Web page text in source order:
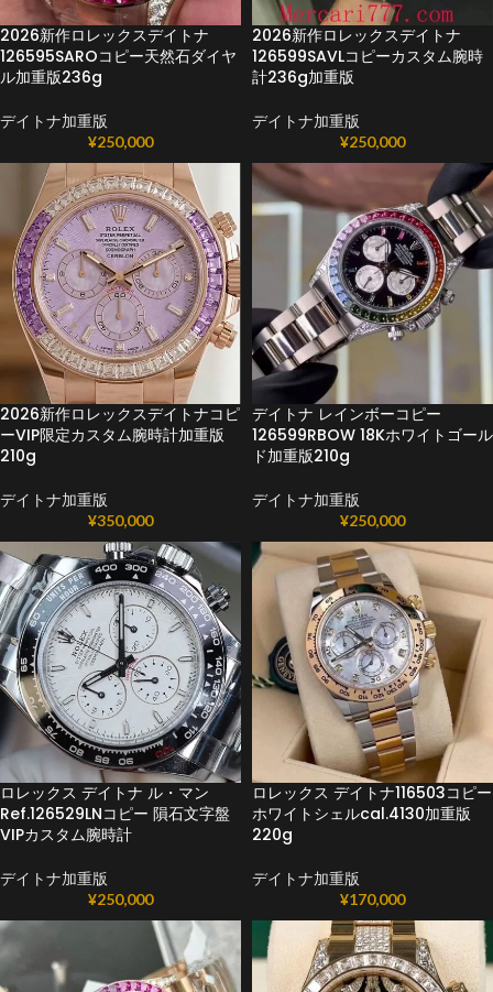
2026新作ロレックスデイトナ
126595SAROコピー天然石ダイヤ
ル加重版236g
デイトナ加重版
¥250,000
2026新作ロレックスデイトナ
126599SAVLコピーカスタム腕時
計236g加重版
デイトナ加重版
¥250,000
2026新作ロレックスデイトナコピ
ーVIP限定カスタム腕時計加重版
210g
デイトナ加重版
¥350,000
デイトナ レインボーコピー
126599RBOW 18Kホワイトゴール
ド加重版210g
デイトナ加重版
¥250,000
ロレックス デイトナ ル・マン
Ref.126529LNコピー 隕石文字盤
VIPカスタム腕時計
デイトナ加重版
¥250,000
ロレックス デイトナ116503コピー
ホワイトシェルcal.4130加重版
220g
デイトナ加重版
¥170,000